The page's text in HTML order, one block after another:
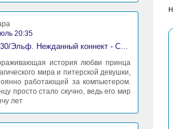
20:35
2:5030/Эльф. Нежданный коннект - Станислав Миков
история любви принца
мира и питерской девушки,
работающей за компьютером.
просто стало скучно, ведь его мир
лет